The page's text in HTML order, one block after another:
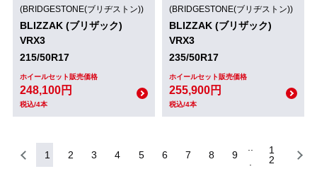
(BRIDGESTONE(ブリヂストン))
BLIZZAK (ブリザック)
VRX3
215/50R17
ホイールセット販売価格
248,100円
税込/4本
(BRIDGESTONE(ブリヂストン))
BLIZZAK (ブリザック)
VRX3
235/50R17
ホイールセット販売価格
255,900円
税込/4本
1 2 3 4 5 6 7 8 9
1
2